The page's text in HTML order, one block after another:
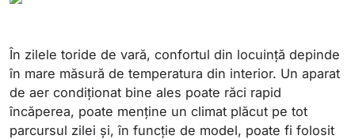
În zilele toride de vară, confortul din locuință depinde
în mare măsură de temperatura din interior. Un aparat
de aer condiționat bine ales poate răci rapid
încăperea, poate menține un climat plăcut pe tot
parcursul zilei și, în funcție de model, poate fi folosit